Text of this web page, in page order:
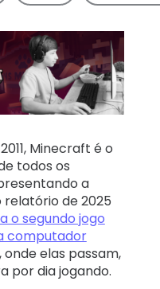
Minecraft é o
todos os
a
relatório de 2025
o segundo jogo
computador
elas passam,
por dia jogando.